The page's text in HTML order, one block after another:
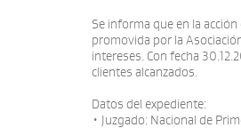
Se informa que en la acción
promovida por la
intereses. Con fecha
clientes alcanzados.
Datos del expediente:
• Juzgado: Nacional de